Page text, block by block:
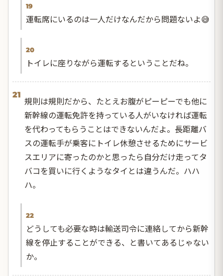
19
運転席にいるのは一人だけなんだから問題ないよ😅
20
トイレに座りながら運転するということだね。
21
規則は規則だから、たとえお腹がピーピーでも他に
新幹線の運転免許を持っている人がいなければ運転
を代わってもらうことはできないんだよ。長距離バ
スの運転手が乗客にトイレ休憩させるためにサービ
スエリアに寄ったのかと思ったら自分だけ走ってタ
バコを買いに行くようなタイとは違うんだ。ハハ
ハ。
22
どうしても必要な時は輸送司令に連絡してから新幹
線を停止することができる、と書いてあるじゃない
か。